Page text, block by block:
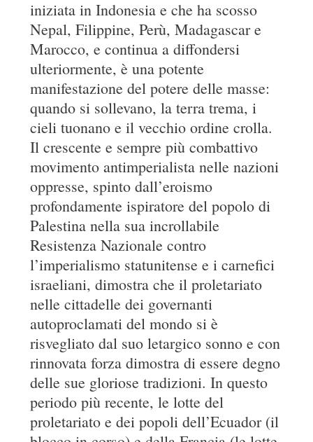
iniziata in Indonesia e che ha scosso
Nepal, Filippine, Perù, Madagascar e
Marocco, e continua a diffondersi
ulteriormente, è una potente
manifestazione del potere delle masse:
quando si sollevano, la terra trema, i
cieli tuonano e il vecchio ordine crolla.
Il crescente e sempre più combattivo
movimento antimperialista nelle nazioni
oppresse, spinto dall’eroismo
profondamente ispiratore del popolo di
Palestina nella sua incrollabile
Resistenza Nazionale contro
l’imperialismo statunitense e i carnefici
israeliani, dimostra che il proletariato
nelle cittadelle dei governanti
autoproclamati del mondo si è
risvegliato dal suo letargico sonno e con
rinnovata forza dimostra di essere degno
delle sue gloriose tradizioni. In questo
periodo più recente, le lotte del
proletariato e dei popoli dell’Ecuador (il